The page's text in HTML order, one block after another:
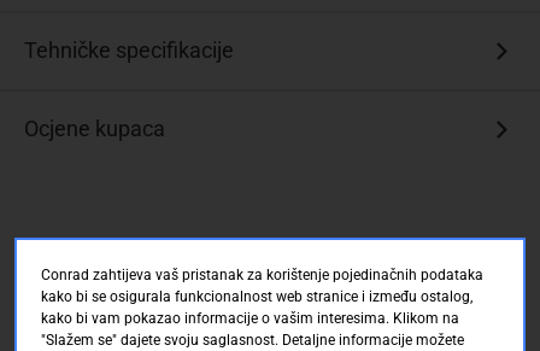
Tehničke specifikacije
Ocjene kupaca
Conrad zahtijeva vaš pristanak za korištenje pojedinačnih podataka
kako bi se osigurala funkcionalnost web stranice i između ostalog,
kako bi vam pokazao informacije o vašim interesima. Klikom na
"Slažem se" dajete svoju saglasnost. Detaljne informacije možete